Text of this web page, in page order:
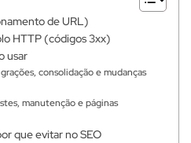
de URL)
HTTP (códigos 3xx)
usar
consolidação e mudanças
manutenção e páginas
que evitar no SEO